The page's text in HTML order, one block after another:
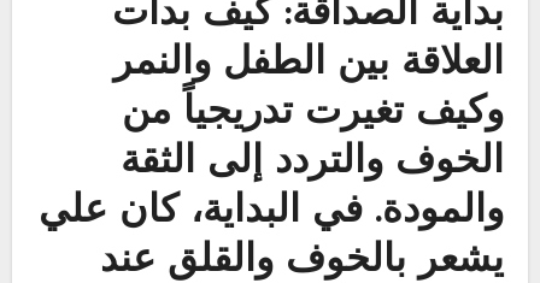
بداية الصداقة: كيف بدأت
العلاقة بين الطفل والنمر
وكيف تغيرت تدريجياً من
الخوف والتردد إلى الثقة
والمودة. في البداية، كان علي
يشعر بالخوف والقلق عند